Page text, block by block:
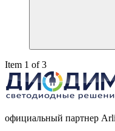
Item 1 of 3
официальный партнер